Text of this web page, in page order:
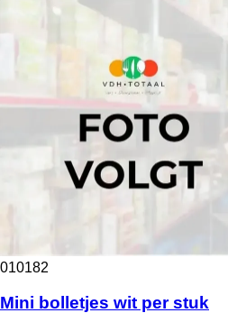
010182
Mini bolletjes wit per stuk